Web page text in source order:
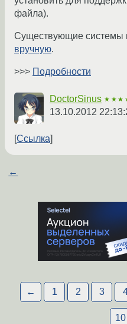
файла).
Существующие системы
вручную.
>>> Подробности
DoctorSinus
13.10.2012
Ссылка
←
← 1 2 3
10